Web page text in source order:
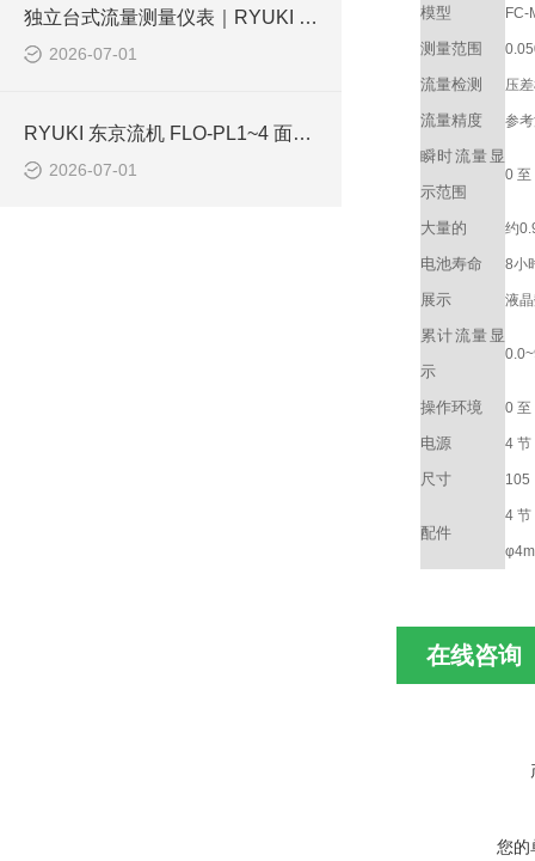
独立台式流量测量仪表｜RYUKI FLO-L65/L68底座式流量计化工实验室应用解析
2026-07-01
RYUKI 东京流机 FLO-PL1~4 面板式转子流量计 气体流量监测解决方案
2026-07-01
模型 FC-
测量范围
流量检测 压
流量精度 参
瞬时流量显
示范围
0 至
大量的 约
电池寿命 8小
展示 液
累计流量显
示
操作环境 0 至
电源 4 节
尺寸 105
配件
4
在线咨询
您的